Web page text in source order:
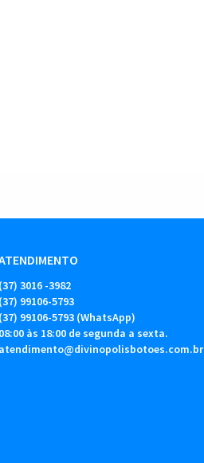
(37) 3016 -3982
(37) 99106-5793
(37) 99106-5793 (WhatsApp)
08:00 às 18:00 de segunda a sexta.
atendimento@divinopolisbotoes.com.br